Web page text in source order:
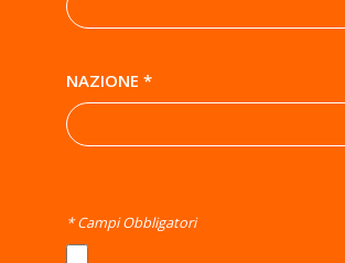
NAZIONE *
* Campi Obbligatori